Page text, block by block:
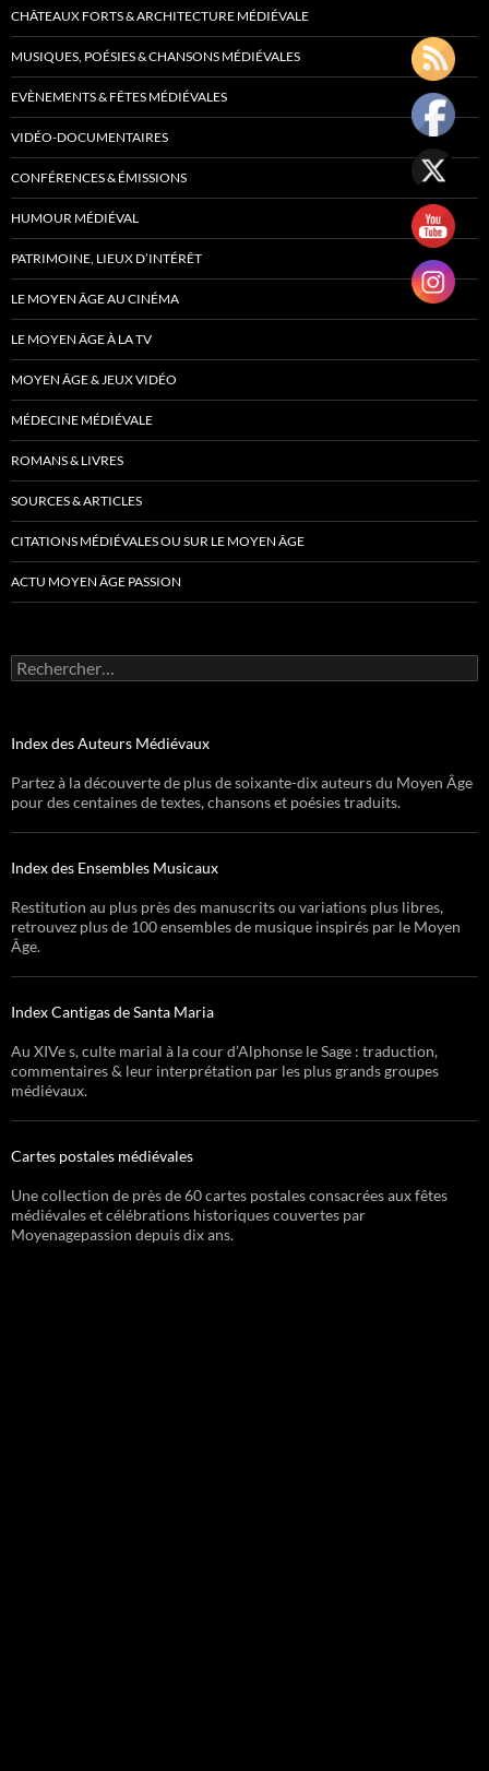
CHÂTEAUX FORTS & ARCHITECTURE MÉDIÉVALE
MUSIQUES, POÉSIES & CHANSONS MÉDIÉVALES
EVÈNEMENTS & FÊTES MÉDIÉVALES
VIDÉO-DOCUMENTAIRES
CONFÉRENCES & ÉMISSIONS
HUMOUR MÉDIÉVAL
PATRIMOINE, LIEUX D’INTÉRÊT
LE MOYEN ÂGE AU CINÉMA
LE MOYEN ÂGE À LA TV
MOYEN ÂGE & JEUX VIDÉO
MÉDECINE MÉDIÉVALE
ROMANS & LIVRES
SOURCES & ARTICLES
CITATIONS MÉDIÉVALES OU SUR LE MOYEN ÂGE
ACTU MOYEN ÂGE PASSION
Rechercher :
Index des Auteurs Médiévaux
Partez à la découverte de plus de soixante-dix auteurs du Moyen Âge
pour des centaines de textes, chansons et poésies traduits.
Index des Ensembles Musicaux
Restitution au plus près des manuscrits ou variations plus libres,
retrouvez plus de 100 ensembles de musique inspirés par le Moyen
Âge.
Index Cantigas de Santa Maria
Au XIVe s, culte marial à la cour d’Alphonse le Sage : traduction,
commentaires & leur interprétation par les plus grands groupes
médiévaux.
Cartes postales médiévales
Une collection de près de 60 cartes postales consacrées aux fêtes
médiévales et célébrations historiques couvertes par
Moyenagepassion depuis dix ans.